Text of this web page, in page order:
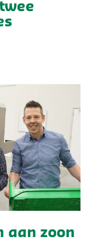
aan zoon